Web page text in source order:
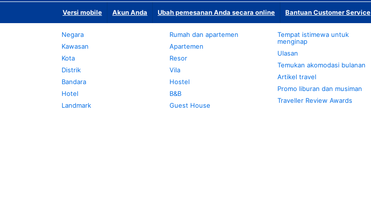
Versi mobile Akun Anda Ubah pemesanan Anda secara online Bantuan Customer Service
Negara
Kawasan
Kota
Distrik
Bandara
Hotel
Landmark
Rumah dan apartemen
Apartemen
Resor
Vila
Hostel
B&B
Guest House
Tempat istimewa untuk
menginap
Ulasan
Temukan akomodasi bulanan
Artikel travel
Promo liburan dan musiman
Traveller Review Awards